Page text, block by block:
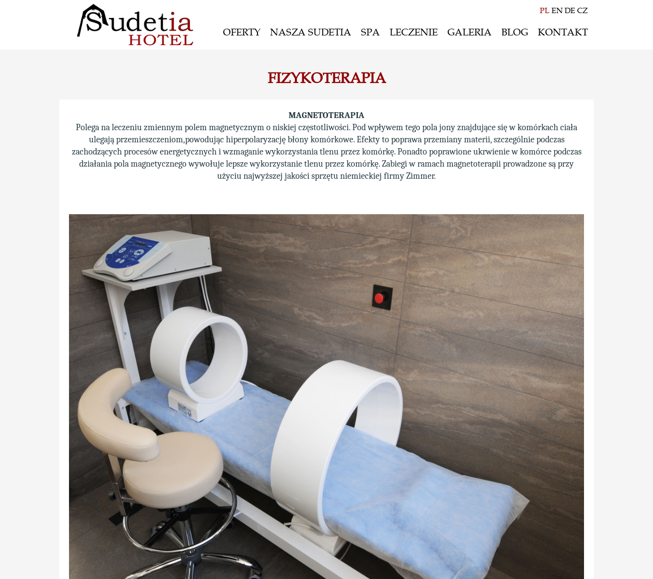
PLENDE CZ
OFERTY NASZA SUDETIA SPA LECZENIE GALERIA BLOG KONTAKT
FIZYKOTERAPIA
MAGNETOTERAPIA
Polega na leczeniu zmiennym polem magnetycznym o niskiej częstotliwości. Pod wpływem tego pola jony znajdujące się w komórkach ciała
ulegają przemieszczeniom,powodując hiperpolaryzację błony komórkowe. Efekty to poprawa przemiany materii, szczególnie podczas
zachodzących procesów energetycznych i wzmaganie wykorzystania tlenu przez komórkę. Ponadto poprawione ukrwienie w komórce podczas
działania pola magnetycznego wywołuje lepsze wykorzystanie tlenu przez komórkę. Zabiegi w ramach magnetoterapii prowadzone są przy
użyciu najwyższej jakości sprzętu niemieckiej firmy Zimmer.